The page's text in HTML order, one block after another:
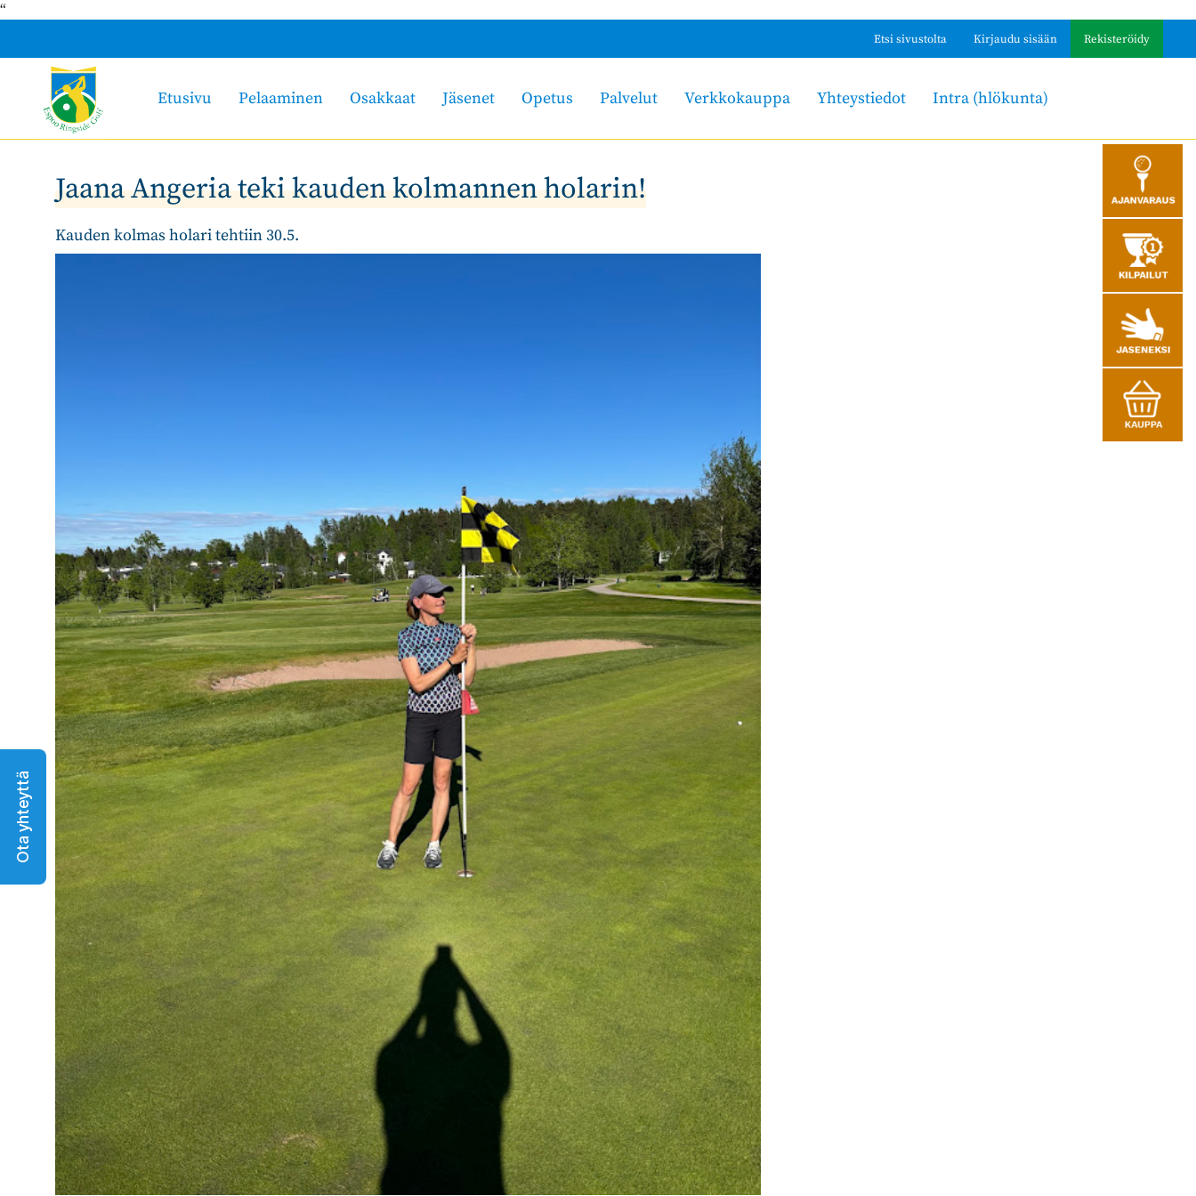
Ota yhteyttä
“
Etsi sivustolta Kirjaudu sisään Rekisteröidy
Etusivu Pelaaminen Osakkaat Jäsenet Opetus Palvelut Verkkokauppa Yhteystiedot Intra (hlökunta)
Jaana Angeria teki kauden kolmannen holarin!
Kauden kolmas holari tehtiin 30.5.